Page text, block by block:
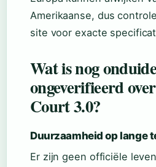
Amerikaanse, dus
site voor exacte
Wat is nog
ongeverifieerd
Court 3.0?
Duurzaamheid op lange
Er zijn geen officiële